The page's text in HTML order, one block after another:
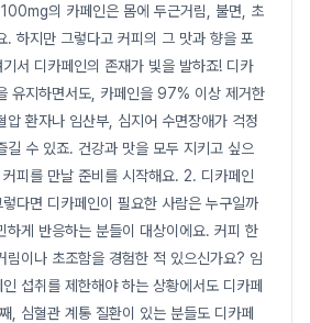
의 카페인은 몸에 두근거림, 불면, 초
. 하지만 그렇다고 커피의 그 맛과 향을 포
서 디카페인의 존재가 빛을 발하죠! 디카
유지하면서도, 카페인을 97% 이상 제거한
압 환자나 임산부, 심지어 수면장애가 걱정
길 수 있죠. 건강과 맛을 모두 지키고 싶으
피를 만날 준비를 시작해요. 2. 디카페인
다면 디카페인이 필요한 사람은 누구일까
하게 반응하는 분들이 대상이에요. 커피 한
림이나 초조함을 경험한 적 있으신가요? 임
섭취를 제한해야 하는 상황에서도 디카페
, 심혈관 계통 질환이 있는 분들도 디카페